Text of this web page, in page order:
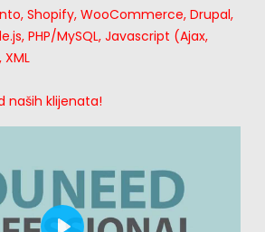
Shopify, WooCommerce, Drupal,
PHP/MySQL, Javascript (Ajax,
naših klijenata!